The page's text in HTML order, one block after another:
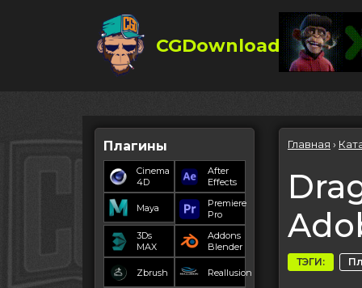
CGDownload
Плагины
Cinema
4D
After
Effects
Maya
Premiere
Pro
3Ds
MAX
Addons
Blender
Zbrush Reallusion
Главная ›
ТЭГИ: